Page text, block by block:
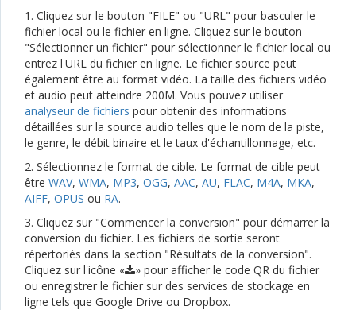
1. Cliquez sur le bouton "FILE" ou "URL" pour basculer le
fichier local ou le fichier en ligne. Cliquez sur le bouton
"Sélectionner un fichier" pour sélectionner le fichier local ou
entrez l'URL du fichier en ligne. Le fichier source peut
également être au format vidéo. La taille des fichiers vidéo
et audio peut atteindre 200M. Vous pouvez utiliser
analyseur de fichiers pour obtenir des informations
détaillées sur la source audio telles que le nom de la piste,
le genre, le débit binaire et le taux d'échantillonnage, etc.
2. Sélectionnez le format de cible. Le format de cible peut
être WAV, WMA, MP3, OGG, AAC, AU, FLAC, M4A, MKA,
AIFF, OPUS ou RA.
3. Cliquez sur "Commencer la conversion" pour démarrer la
conversion du fichier. Les fichiers de sortie seront
répertoriés dans la section "Résultats de la conversion".
Cliquez sur l'icône «
» pour afficher le code QR du fichier
ou enregistrer le fichier sur des services de stockage en
ligne tels que Google Drive ou Dropbox.